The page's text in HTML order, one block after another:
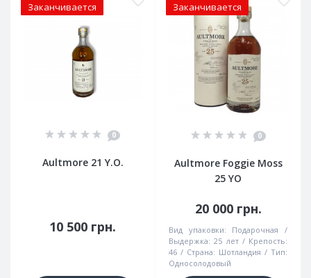
Заканчивается
0
Aultmore 21 Y.O.
10 500 грн.
Заканчивается
0
Aultmore Foggie Moss
25 YO
20 000 грн.
Вид упаковки:
Подарочная
Выдержка: 25 лет
Крепость:
46
Страна: Шотландия
Тип:
Односолодовый